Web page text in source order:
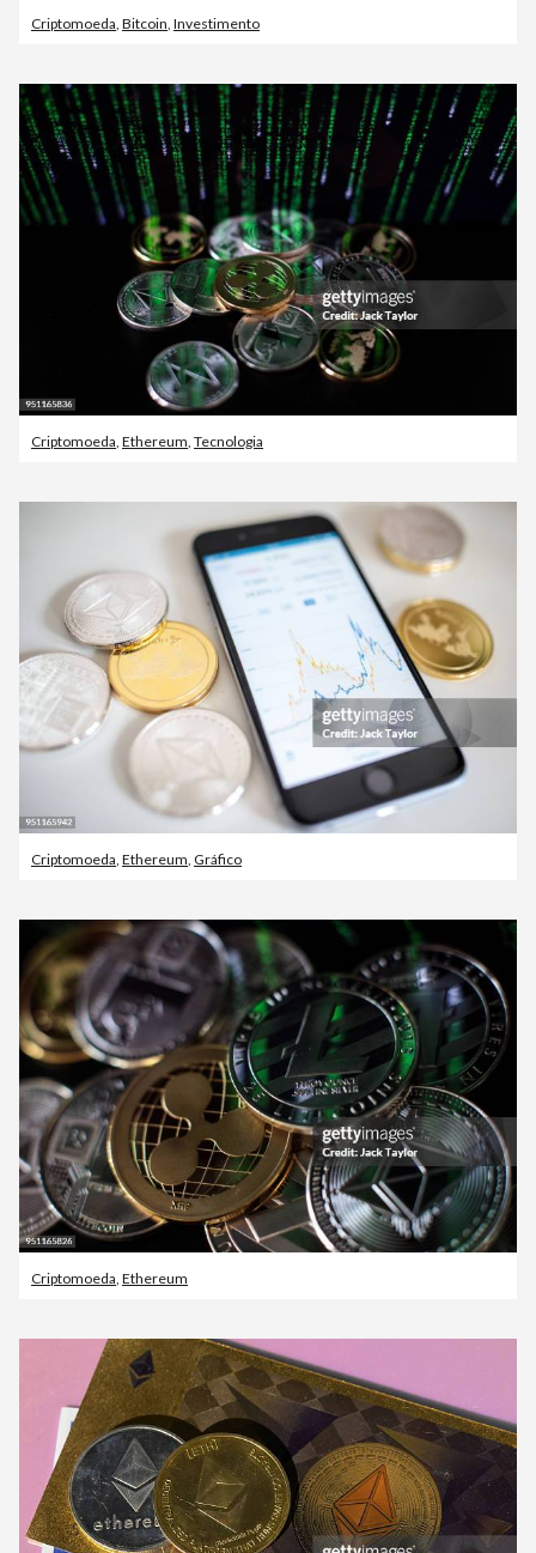
Criptomoeda Bitcoin Investimento
Criptomoeda Ethereum Tecnologia
Criptomoeda, Ethereum, Gráfico
Criptomoeda Ethereum